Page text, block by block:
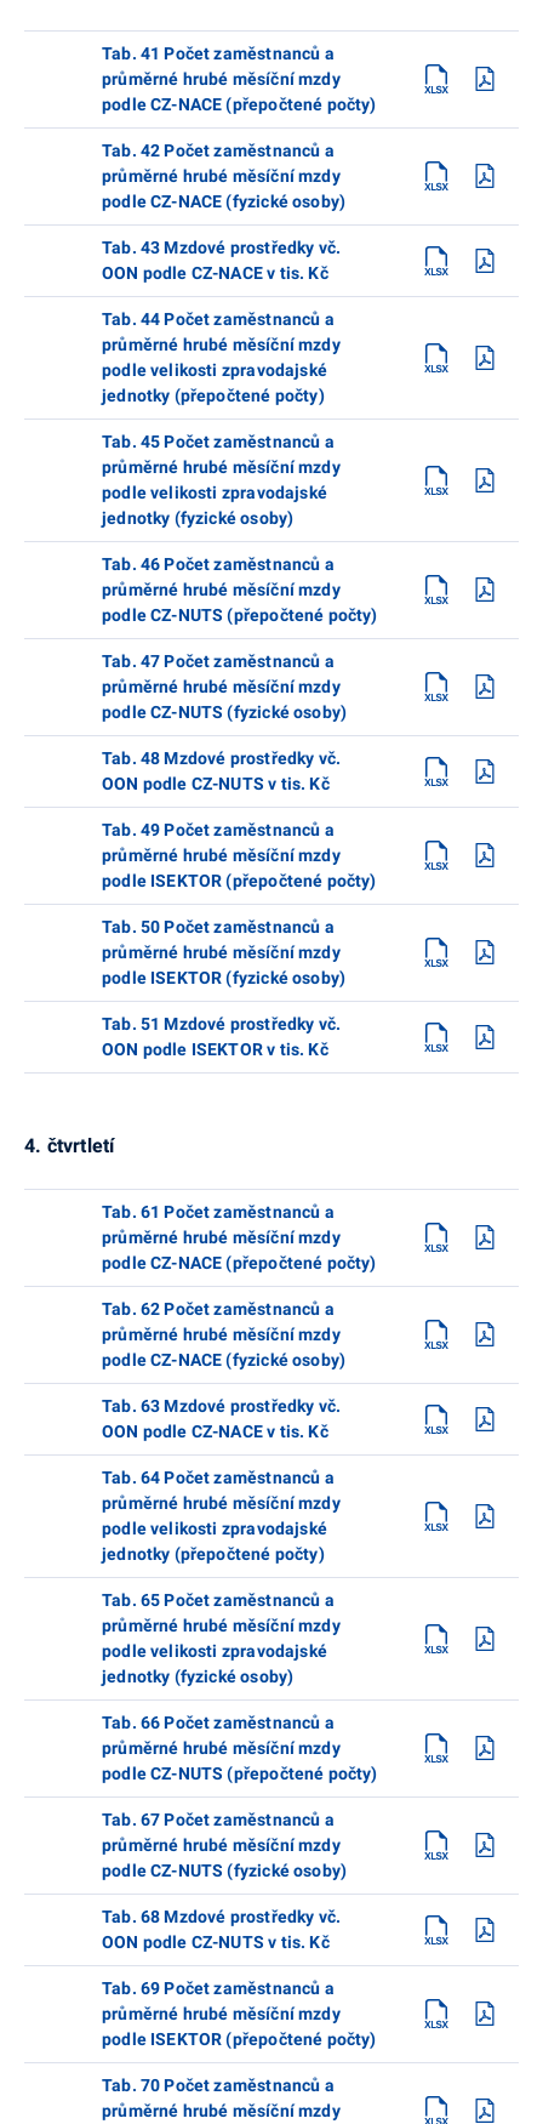
Tab. 41 Počet zaměstnanců a
průměrné hrubé měsíční mzdy
podle CZ-NACE (přepočtené počty)
Tab. 42 Počet zaměstnanců a
průměrné hrubé měsíční mzdy
podle CZ-NACE (fyzické osoby)
Tab. 43 Mzdové prostředky vč.
OON podle CZ-NACE v tis. Kč
Tab. 44 Počet zaměstnanců a
průměrné hrubé měsíční mzdy
podle velikosti zpravodajské
jednotky (přepočtené počty)
Tab. 45 Počet zaměstnanců a
průměrné hrubé měsíční mzdy
podle velikosti zpravodajské
jednotky (fyzické osoby)
Tab. 46 Počet zaměstnanců a
průměrné hrubé měsíční mzdy
podle CZ-NUTS (přepočtené počty)
Tab. 47 Počet zaměstnanců a
průměrné hrubé měsíční mzdy
podle CZ-NUTS (fyzické osoby)
Tab. 48 Mzdové prostředky vč.
OON podle CZ-NUTS v tis. Kč
Tab. 49 Počet zaměstnanců a
průměrné hrubé měsíční mzdy
podle ISEKTOR (přepočtené počty)
Tab. 50 Počet zaměstnanců a
průměrné hrubé měsíční mzdy
podle ISEKTOR (fyzické osoby)
Tab. 51 Mzdové prostředky vč.
OON podle ISEKTOR v tis. Kč
4. čtvrtletí
Tab. 61 Počet zaměstnanců a
průměrné hrubé měsíční mzdy
podle CZ-NACE (přepočtené počty)
Tab. 62 Počet zaměstnanců a
průměrné hrubé měsíční mzdy
podle CZ-NACE (fyzické osoby)
Tab. 63 Mzdové prostředky vč.
OON podle CZ-NACE v tis. Kč
Tab. 64 Počet zaměstnanců a
průměrné hrubé měsíční mzdy
podle velikosti zpravodajské
jednotky (přepočtené počty)
Tab. 65 Počet zaměstnanců a
průměrné hrubé měsíční mzdy
podle velikosti zpravodajské
jednotky (fyzické osoby)
Tab. 66 Počet zaměstnanců a
průměrné hrubé měsíční mzdy
podle CZ-NUTS (přepočtené počty)
Tab. 67 Počet zaměstnanců a
průměrné hrubé měsíční mzdy
podle CZ-NUTS (fyzické osoby)
Tab. 68 Mzdové prostředky vč.
OON podle CZ-NUTS v tis. Kč
Tab. 69 Počet zaměstnanců a
průměrné hrubé měsíční mzdy
podle ISEKTOR (přepočtené počty)
Tab. 70 Počet zaměstnanců a
průměrné hrubé měsíční mzdy